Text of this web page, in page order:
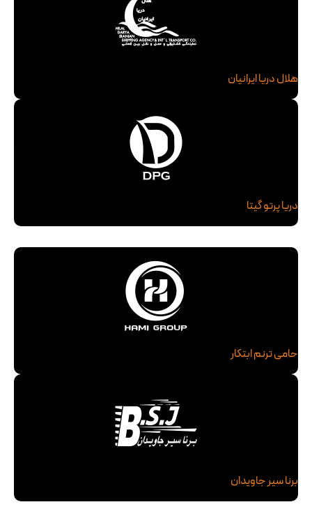
هلال دریا ایرانیان
دریا پرتو گیتا
حامی ترنم ابتکار
برنا سیر جاویدان